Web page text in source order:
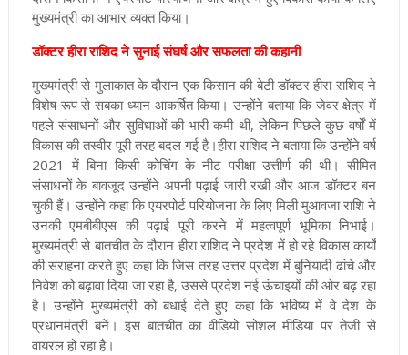
मुख्यमंत्री का आभार व्यक्त किया।
डॉक्टर हीरा राशिद ने सुनाई संघर्ष और सफलता की कहानी
मुख्यमंत्री से मुलाकात के दौरान एक किसान की बेटी डॉक्टर हीरा राशिद ने
विशेष रूप से सबका ध्यान आकर्षित किया। उन्होंने बताया कि जेवर क्षेत्र में
पहले संसाधनों और सुविधाओं की भारी कमी थी, लेकिन पिछले कुछ वर्षों में
विकास की तस्वीर पूरी तरह बदल गई है।हीरा राशिद ने बताया कि उन्होंने वर्ष
2021 में बिना किसी कोचिंग के नीट परीक्षा उत्तीर्ण की थी। सीमित
संसाधनों के बावजूद उन्होंने अपनी पढ़ाई जारी रखी और आज डॉक्टर बन
चुकी हैं। उन्होंने कहा कि एयरपोर्ट परियोजना के लिए मिली मुआवजा राशि ने
उनकी एमबीबीएस की पढ़ाई पूरी करने में महत्वपूर्ण भूमिका निभाई।
मुख्यमंत्री से बातचीत के दौरान हीरा राशिद ने प्रदेश में हो रहे विकास कार्यों
की सराहना करते हुए कहा कि जिस तरह उत्तर प्रदेश में बुनियादी ढांचे और
निवेश को बढ़ावा दिया जा रहा है, उससे प्रदेश नई ऊंचाइयों की ओर बढ़ रहा
है। उन्होंने मुख्यमंत्री को बधाई देते हुए कहा कि भविष्य में वे देश के
प्रधानमंत्री बनें। इस बातचीत का वीडियो सोशल मीडिया पर तेजी से
वायरल हो रहा है।